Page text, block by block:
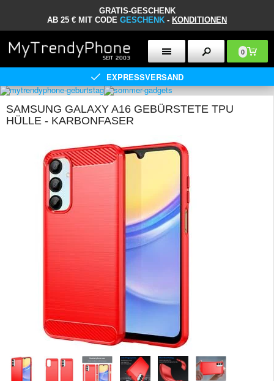
GRATIS-GESCHENK
AB 25 € MIT CODE GESCHENK - KONDITIONEN
0
EXPRESSVERSAND
SAMSUNG GALAXY A16 GEBÜRSTETE TPU
HÜLLE - KARBONFASER